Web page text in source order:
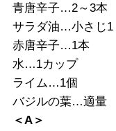
青唐辛子…2～3本
サラダ油…小さじ1
赤唐辛子…1本
水…1カップ
ライム…1個
バジルの葉…適量
＜A＞